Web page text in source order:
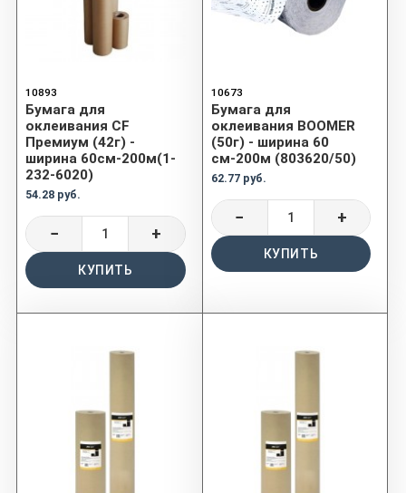
10893
Бумага для
оклеивания CF
Премиум (42г) -
ширина 60см-200м(1-
232-6020)
54.28 руб.
− +
КУПИТЬ
10673
Бумага для
оклеивания BOOMER
(50г) - ширина 60
см-200м (803620/50)
62.77 руб.
− +
КУПИТЬ